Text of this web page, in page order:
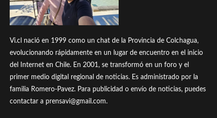
Vi.cl nació en 1999 como un chat de la Provincia de Colchagua,
evolucionando rápidamente en un lugar de encuentro en el inicio
del Internet en Chile. En 2001, se transformó en un foro y el
primer medio digital regional de noticias. Es administrado por la
familia Romero-Pavez. Para publicidad o envío de noticias, puedes
contactar a prensavi@gmail.com.